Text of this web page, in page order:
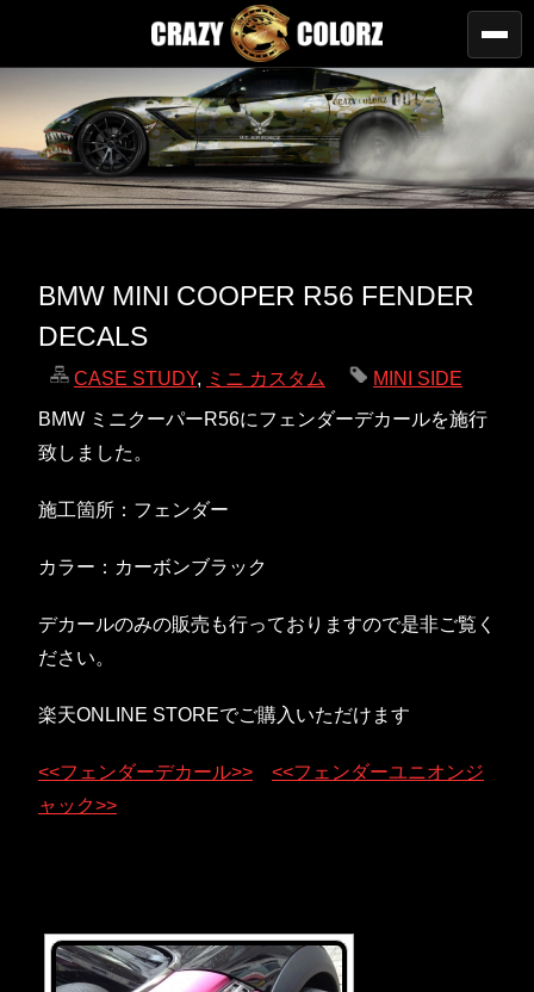
BMW MINI COOPER R56 FENDER
DECALS
CASE STUDY, ミニ カスタム
MINI SIDE
BMW ミニクーパーR56にフェンダーデカールを施行
致しました。
施工箇所：フェンダー
カラー：カーボンブラック
デカールのみの販売も行っておりますので是非ご覧く
ださい。
楽天ONLINE STOREでご購入いただけます
<<フェンダーデカール>>
<<フェンダーユニオンジ
ャック>>